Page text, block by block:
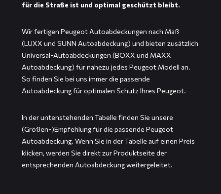
für die Straße ist und optimal geschützt bleibt.
Wir fertigen Peugeot Autoabdeckungen nach Maß
(LUXX und SUNN Autoabdeckung) und bieten zusätzlich
Universal-Autoabdeckungen (BOXX und MAXX
Autoabdeckung) für nahezu jedes Peugeot Modell an.
So finden Sie bei uns immer die passende
Autoabdeckung für optimalen Schutz Ihres Peugeot.
In der untenstehenden Tabelle finden Sie unsere
(Größen-)Empfehlung für die passende Peugeot
Autoabdeckung. Wenn Sie in der Tabelle auf einen Preis
klicken, werden Sie direkt zur Produktseite der
entsprechenden Autoabdeckung weitergeleitet.